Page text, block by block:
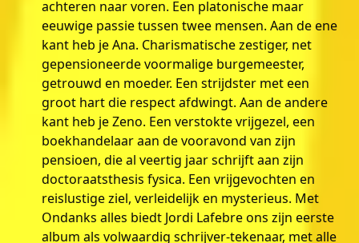
achteren naar voren. Een platonische maar
eeuwige passie tussen twee mensen. Aan de ene
kant heb je Ana. Charismatische zestiger, net
gepensioneerde voormalige burgemeester,
getrouwd en moeder. Een strijdster met een
groot hart die respect afdwingt. Aan de andere
kant heb je Zeno. Een verstokte vrijgezel, een
boekhandelaar aan de vooravond van zijn
pensioen, die al veertig jaar schrijft aan zijn
doctoraatsthesis fysica. Een vrijgevochten en
reislustige ziel, verleidelijk en mysterieus. Met
Ondanks alles biedt Jordi Lafebre ons zijn eerste
album als volwaardig schrijver-tekenaar, met alle